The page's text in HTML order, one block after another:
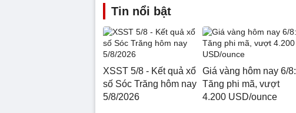
Tin nổi bật
XSST 5/8 - Kết quả xổ
số Sóc Trăng hôm nay
5/8/2026
Giá vàng hôm nay 6/8:
Tăng phi mã, vượt
4.200 USD/ounce